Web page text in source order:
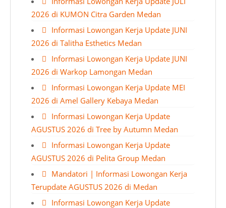
2026 di KUMON Citra Garden Medan
Informasi Lowongan Kerja Update JUNI
2026 di Talitha Esthetics Medan
Informasi Lowongan Kerja Update JUNI
2026 di Warkop Lamongan Medan
Informasi Lowongan Kerja Update MEI
2026 di Amel Gallery Kebaya Medan
Informasi Lowongan Kerja Update
AGUSTUS 2026 di Tree by Autumn Medan
Informasi Lowongan Kerja Update
AGUSTUS 2026 di Pelita Group Medan
Mandatori | Informasi Lowongan Kerja
Terupdate AGUSTUS 2026 di Medan
Informasi Lowongan Kerja Update